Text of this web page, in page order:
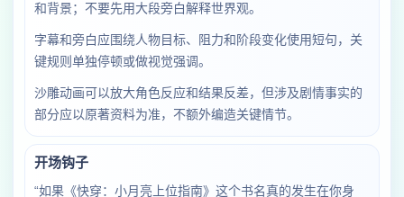
和背景；不要先用大段旁白解释世界观。
字幕和旁白应围绕人物目标、阻力和阶段变化使用短句，关
键规则单独停顿或做视觉强调。
沙雕动画可以放大角色反应和结果反差，但涉及剧情事实的
部分应以原著资料为准，不额外编造关键情节。
开场钩子
“如果《快穿：小月亮上位指南》这个书名真的发生在你身